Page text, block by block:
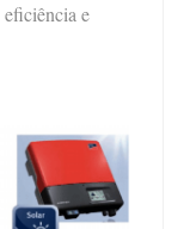
eficiência e